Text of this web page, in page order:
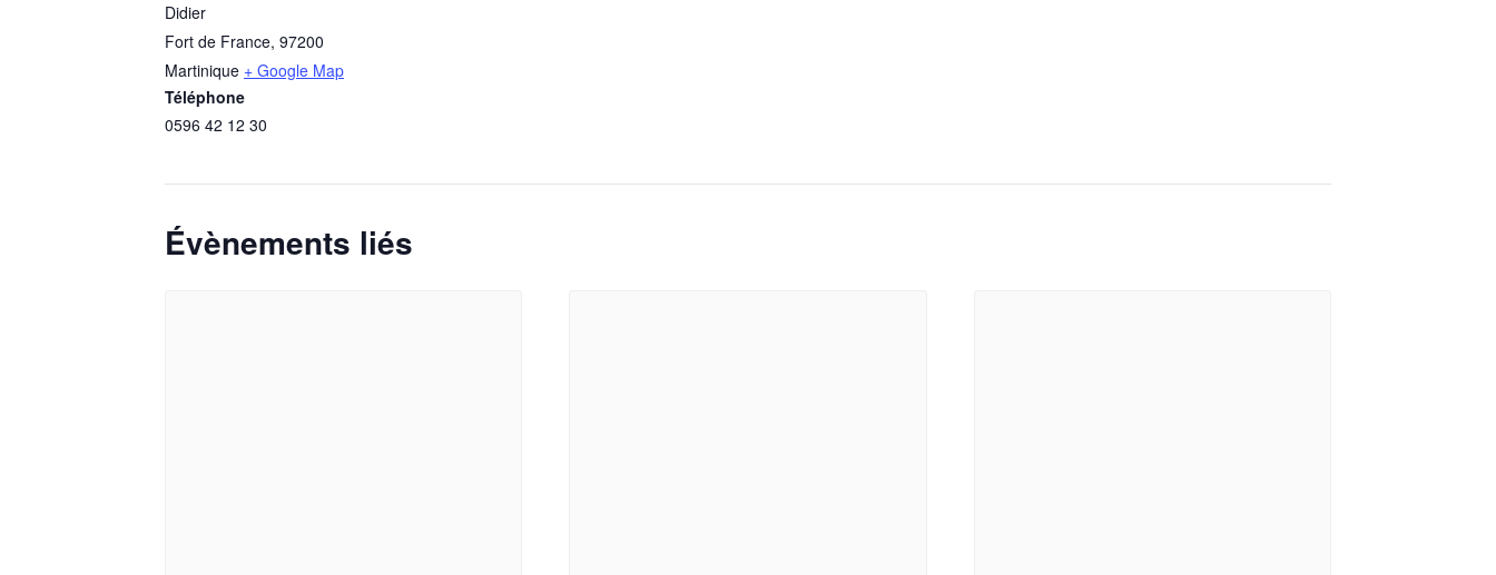
Didier
Fort de France, 97200
Martinique + Google Map
Téléphone
0596 42 12 30
Évènements liés